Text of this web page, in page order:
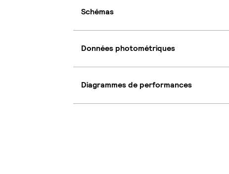
Schémas
Données photométriques
Diagrammes de performances